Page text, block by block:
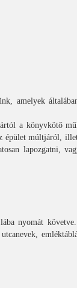
amelyek
a könyvkötő
épület múltjáról,
lapozgatni,
nyomát